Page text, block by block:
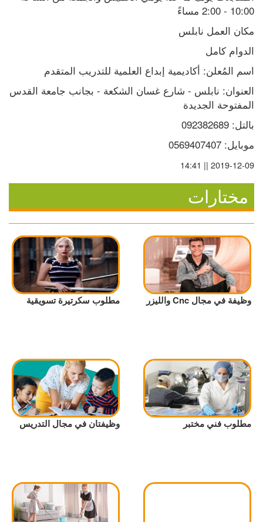
10:00 - 2:00 مساءً
مكان العمل نابلس
الدوام كامل
اسم المُعلن: أكاديمية إبداع العلمية للتدريب المتقدم
المفتوحة الجديدة
بالتل: 092382689
موبايل: 0569407407
2019-12-09 || 14:41
مختارات
وظيفة في مجال Cnc والليزر مطلوب سكرتيرة تسويقية
مطلوب فني مختبر وظيفتان في مجال التدريس